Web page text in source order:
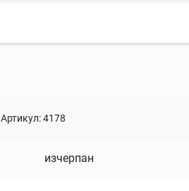
Артикул:4178
изчерпан